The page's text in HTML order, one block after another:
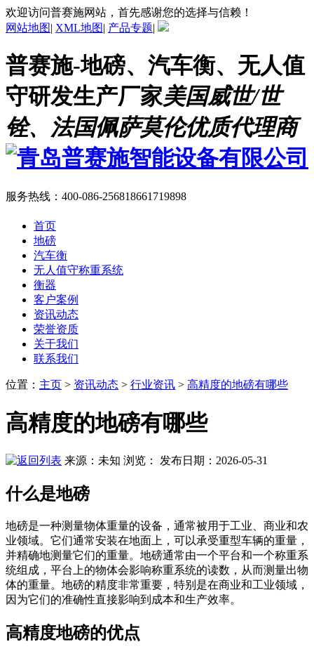
欢迎访问普赛施网站，首先感谢您的选择与信赖！
网站地图| XML地图| 产品专题|
普赛施-地磅、汽车衡、无人值
守研发生产厂家美国威世/世
铨、法国佩萨莫伦优质代理商
服务热线： 400-086-256818661719898
首页
地磅
汽车衡
无人值守称重系统
衡器
客户案例
资讯动态
荣誉资质
关于我们
联系我们
位置 ： 主页 > 资讯动态 > 行业资讯 > 高精度的地磅有哪些
高精度的地磅有哪些
来源：未知 浏览： 发布日期：2026-05-31
什么是地磅
地磅是一种测量物体重量的设备，通常被用于工业、商业和农
业领域。它们通常安装在地面上，可以承受重型车辆的重量，
并精确地测量它们的重量。地磅通常由一个平台和一个称重系
统组成，平台上的物体会影响称重系统的读数，从而测量出物
体的重量。地磅的精度非常重要，特别是在商业和工业领域，
因为它们的准确性直接影响到成本和生产效率。
高精度地磅的优点